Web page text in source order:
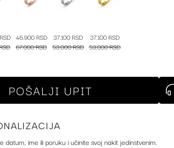
46.900 RSD
67.000 RSD
37.100 RSD
53.000 RSD
37.100 RSD
53.000 RSD
POŠALJI UPIT
datum, ime ili poruku i učinite svoj nakit jedinstvenim.